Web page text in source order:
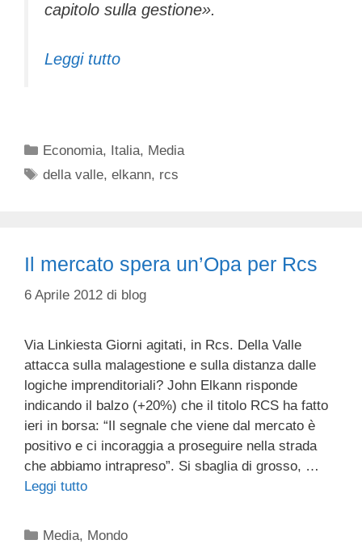
capitolo sulla gestione».
Leggi tutto
Categorie
Economia, Italia, Media
Tag
della valle,elkann, rcs
Il mercato spera un’Opa per Rcs
6 Aprile 2012 di blog
Via Linkiesta Giorni agitati, in Rcs. Della Valle
attacca sulla malagestione e sulla distanza dalle
logiche imprenditoriali? John Elkann risponde
indicando il balzo (+20%) che il titolo RCS ha fatto
ieri in borsa: “Il segnale che viene dal mercato è
positivo e ci incoraggia a proseguire nella strada
che abbiamo intrapreso”. Si sbaglia di grosso, …
Leggi tutto
Categorie
Media, Mondo